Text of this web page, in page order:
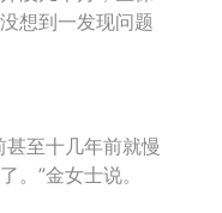
想到一发现问题
至十几年前就慢
”金女士说。